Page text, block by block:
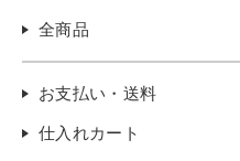
全商品
お支払い・送料
仕入れカート